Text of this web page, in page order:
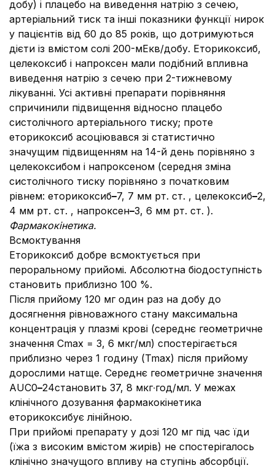
добу) і плацебо на виведення натрію з сечею,
артеріальний тиск та інші показники функції нирок
у пацієнтів від 60 до 85 років, що дотримуються
дієти із вмістом солі 200-мЕкв/добу. Еторикоксиб,
целекоксиб і напроксен мали подібний впливна
виведення натрію з сечею при 2-тижневому
лікуванні. Усі активні препарати порівняння
спричинили підвищення відносно плацебо
систолічного артеріального тиску; проте
еторикоксиб асоціювався зі статистично
значущим підвищенням на 14-й день порівняно з
целекоксибом і напроксеном (середня зміна
систолічного тиску порівняно з початковим
рівнем: еторикоксиб–7, 7 мм рт. ст. , целекоксиб–2,
4 мм рт. ст. , напроксен–3, 6 мм рт. ст. ).
Фармакокінетика.
Всмоктування
Еторикоксиб добре всмоктується при
пероральному прийомі. Абсолютна біодоступність
становить приблизно 100 %.
Після прийому 120 мг один раз на добу до
досягнення рівноважного стану максимальна
концентрація у плазмі крові (середнє геометричне
значення Cmax = 3, 6 мкг/мл) спостерігається
приблизно через 1 годину (Tmax) після прийому
дорослими натще. Середнє геометричне значення
AUC0–24становить 37, 8 мкг∙год/мл. У межах
клінічного дозування фармакокінетика
еторикоксибує лінійною.
При прийомі препарату у дозі 120 мг під час їди
(їжа з високим вмістом жирів) не спостерігалось
клінічно значущого впливу на ступінь абсорбції.